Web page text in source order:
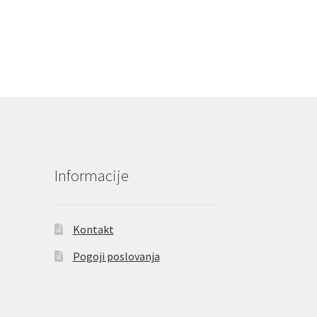
Informacije
Kontakt
Pogoji poslovanja